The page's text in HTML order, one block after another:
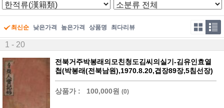
최신순 낮은가격 높은가격 상품명 최다리뷰
1 - 20
전북거주박봉래의모친청도김씨의실기-김유인효열
첩(박봉래(전북남원),1970.8.20,겹장89장,5침선장)
상품가 : 100,000원 (0)